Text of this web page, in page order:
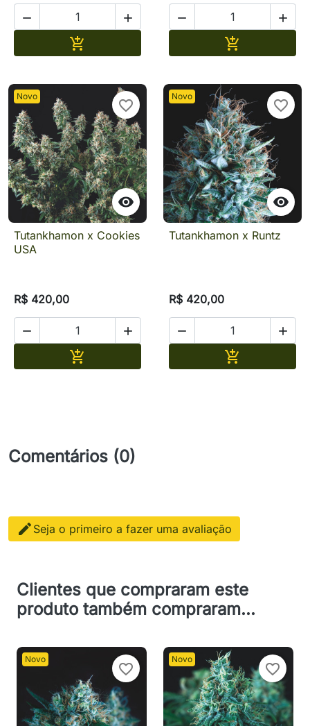
 

 

Novo

favorite_border
Tutankhamon x Cookies
USA
R$ 420,00
 

Novo

favorite_border
Tutankhamon x Runtz
R$ 420,00
 

Comentários (0)
 Seja o primeiro a fazer uma avaliação
Clientes que compraram este
produto também compraram...
Novo
favorite_border
Novo
favorite_border